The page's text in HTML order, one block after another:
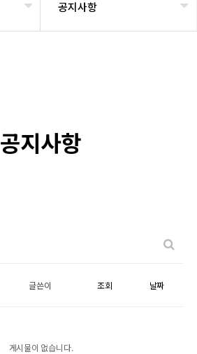
공지사항
공지사항
글쓴이 조회 날짜
게시물이 없습니다.